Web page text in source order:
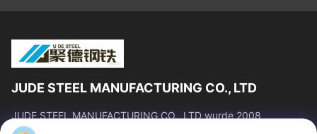
JUDE STEEL MANUFACTURING CO., LTD
JUDE STEEL MANUFACTURING CO., LTD wurde 2008
gegründet und ist ein professioneller Hersteller und Lieferant